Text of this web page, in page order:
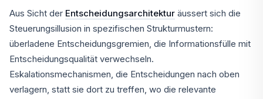
Aus Sicht der Entscheidungsarchitektur äussert sich die
Steuerungsillusion in spezifischen Strukturmustern:
überladene Entscheidungsgremien, die Informationsfülle mit
Entscheidungsqualität verwechseln.
Eskalationsmechanismen, die Entscheidungen nach oben
verlagern, statt sie dort zu treffen, wo die relevante